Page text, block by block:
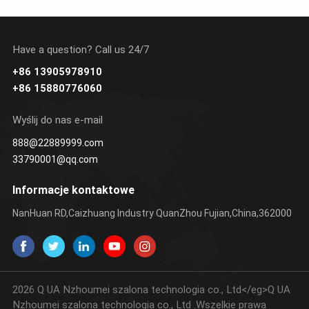
SIĘ
Have a question? Call us 24/7
+86 13905978910
+86 15880776060
Wyślij do nas e-mail
888@22889999.com
33790001@qq.com
Informacje kontaktowe
NanHuan RD,Caizhuang Industry QuanZhou Fujian,China,362000
2026 Q UA Nzhoumei szalona technologia co., Ltd</eg>Q UA
Nzhoumei szalona technologia co., Ltd .Wszelkie prawa